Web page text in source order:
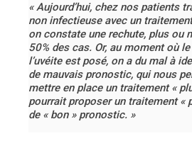
« Aujourd’hui, chez nos patients
non infectieuse avec un
on constate une rechute, plus ou
50% des cas. Or, au moment où
l’uvéite est posé, on a du mal à
de mauvais pronostic, qui nous
mettre en place un traitement «
pourrait proposer un traitement «
de « bon » pronostic. »